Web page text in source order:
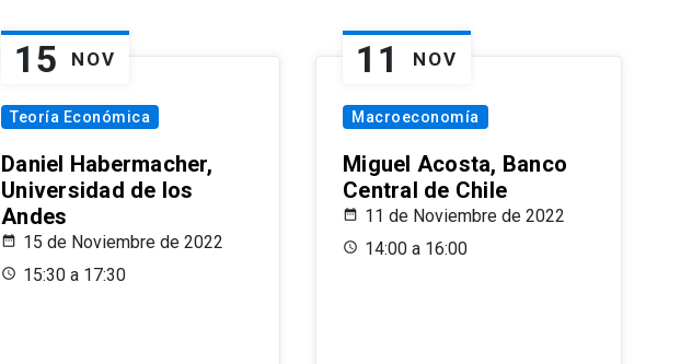
15 NOV
Teoría Económica
Daniel Habermacher,
Universidad de los
Andes
15 de Noviembre de 2022
15:30 a 17:30
11 NOV
Macroeconomía
Miguel Acosta, Banco
Central de Chile
11 de Noviembre de 2022
14:00 a 16:00